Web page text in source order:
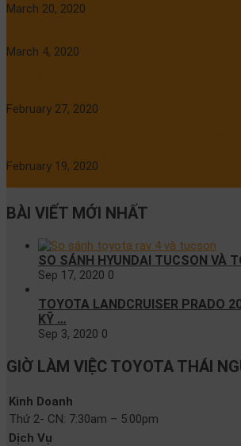
March 20, 2020
March 4, 2020
February 27, 2020
February 19, 2020
BÀI VIẾT MỚI NHẤT
SO SÁNH HYUNDAI TUCSON VÀ
Sep 17, 2020 0
TOYOTA LANDCRUISER PRADO
KỸ …
Sep 3, 2020 0
GIỜ LÀM VIỆC TOYOTA THÁI
Kinh Doanh
Thứ 2- CN: 7:30am – 5:00pm
Dịch Vụ